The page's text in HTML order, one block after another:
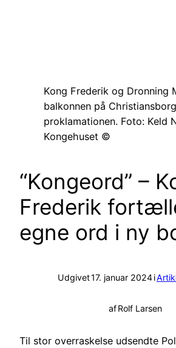
Kong Frederik og Dronning
balkonnen på
proklamationen. Foto: Keld
Kongehuset ©
“Kongeord” –
Frederik
egne ord i ny
Udgivet17. januar 2024i
afRolf Larsen
Til stor overraskelse udsendte